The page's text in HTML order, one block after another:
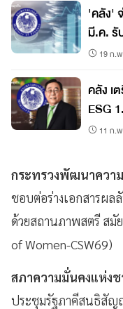
'คลัง'
มี.ค. รั
19 ก.
คลัง เ
ESG
หุ้น11 ก.
กระทรวงพัฒนาควา
ชอบต่อร่างเอกสารผล
ด้วยสถานภาพสตรี สมั
of Women-CSW69)
สภาความมั่นคงแห่งช
ประชุมรัฐภาคีสนธิสัญ